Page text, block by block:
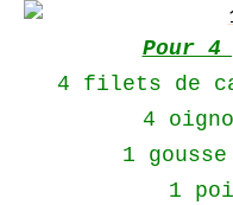
Pour 4
4 filets de
4
1
1